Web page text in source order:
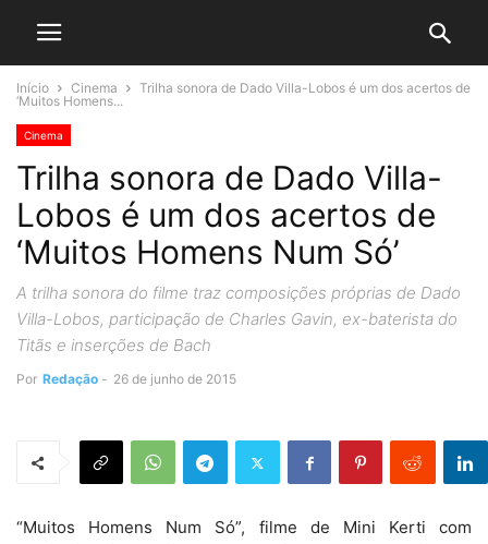
Início Cinema
Trilha sonora de Dado Villa-Lobos é um dos acertos de
‘Muitos Homens...
Cinema
Trilha sonora de Dado Villa-
Lobos é um dos acertos de
‘Muitos Homens Num Só’
A trilha sonora do filme traz composições próprias de Dado
Villa-Lobos, participação de Charles Gavin, ex-baterista do
Titãs e inserções de Bach
Por Redação - 26 de junho de 2015
“Muitos Homens Num Só”, filme de Mini Kerti com